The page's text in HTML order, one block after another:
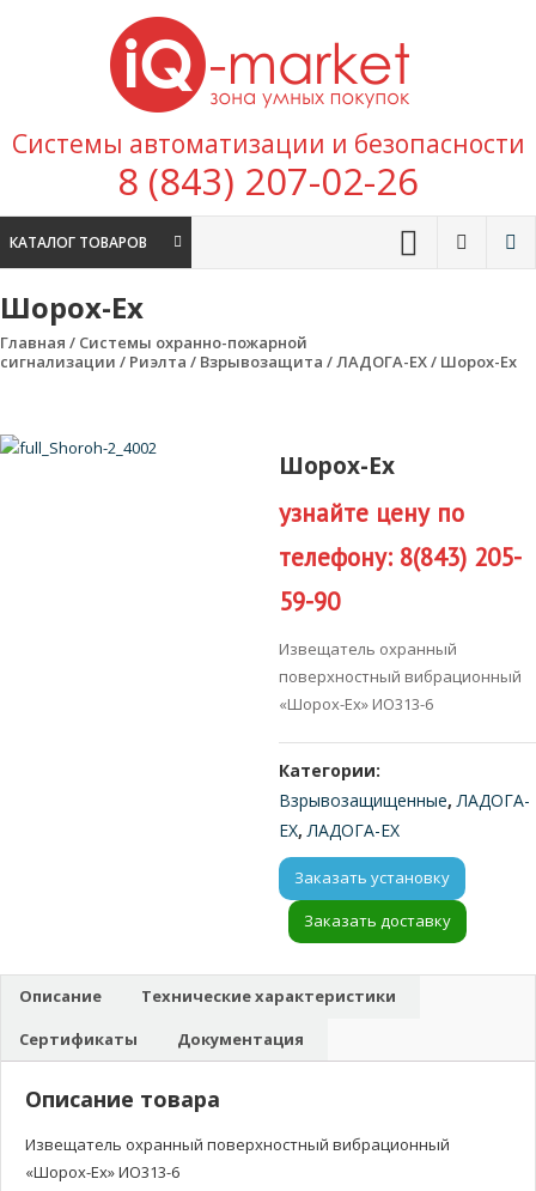
Перейти к содержимому
покупок
Системы автоматизации и безопасности
8 (843) 207-02-26
КАТАЛОГ ТОВАРОВ
Шорох-Ех
Главная / Системы охранно-пожарной
сигнализации / Риэлта / Взрывозащита /ЛАДОГА-EX/ Шорох-Ех
Шорох-Ех
узнайте цену по
телефону: 8(843) 205-
59-90
Извещатель охранный
поверхностный вибрационный
«Шорох-Ех» ИО313-6
Категории:
Взрывозащищенные,ЛАДОГА-
EX,ЛАДОГА-EX
Заказать установку
Заказать доставку
Описание
Технические характеристики
Сертификаты
Документация
Описание товара
Извещатель охранный поверхностный вибрационный
«Шорох-Ех» ИО313-6